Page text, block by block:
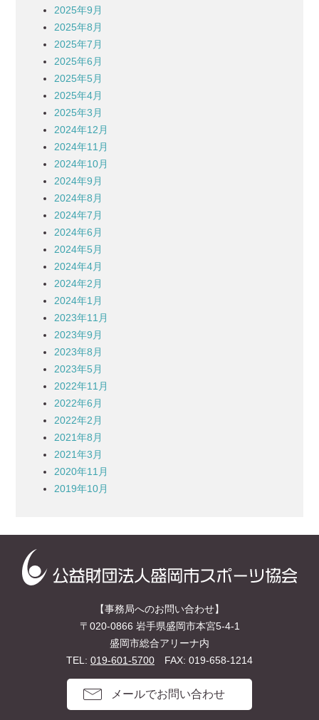
2025年9月
2025年8月
2025年7月
2025年6月
2025年5月
2025年4月
2025年3月
2024年12月
2024年11月
2024年10月
2024年9月
2024年8月
2024年7月
2024年6月
2024年5月
2024年4月
2024年2月
2024年1月
2023年11月
2023年9月
2023年8月
2023年5月
2022年11月
2022年6月
2022年2月
2021年8月
2021年3月
2020年11月
2019年10月
【事務局へのお問い合わせ】
〒020-0866 岩手県盛岡市本宮5-4-1
盛岡市総合アリーナ内
TEL: 019-601-5700 FAX: 019-658-1214
メールでお問い合わせ